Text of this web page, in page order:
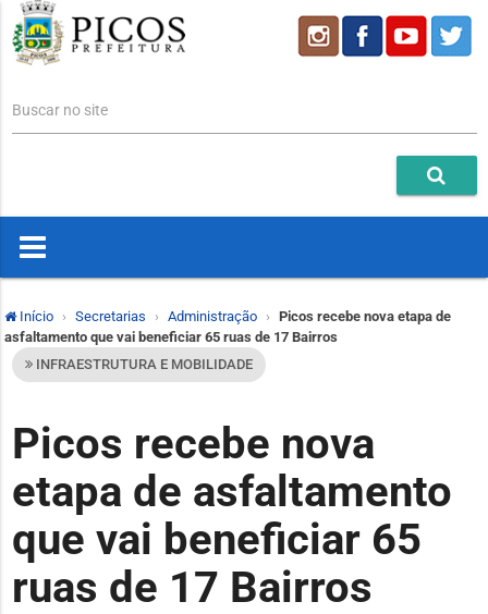
Buscar no site
Início Secretarias Administração
Picos recebe nova etapa de
asfaltamento que vai beneficiar 65 ruas de 17 Bairros
INFRAESTRUTURA E MOBILIDADE
Picos recebe nova
etapa de asfaltamento
que vai beneficiar 65
ruas de 17 Bairros